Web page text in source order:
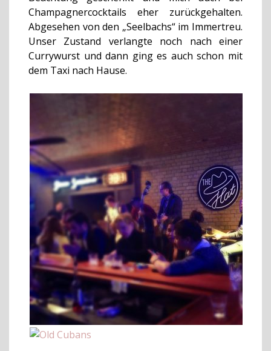
Champagnercocktails eher zurückgehalten.
Abgesehen von den „Seelbachs“ im Immertreu.
Unser Zustand verlangte noch nach einer
Currywurst und dann ging es auch schon mit
dem Taxi nach Hause.